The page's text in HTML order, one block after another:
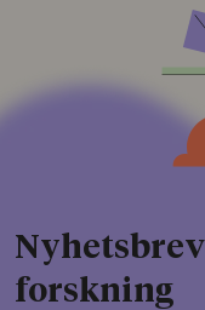
forskning